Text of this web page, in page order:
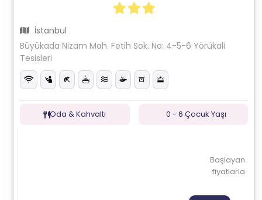
İstanbul
Büyükada Nizam Mah. Fetih Sok. No: 4-5-6 Yörükali
Tesisleri
Oda & Kahvaltı 0 - 6 Çocuk Yaşı
Başlayan
fiyatlarla